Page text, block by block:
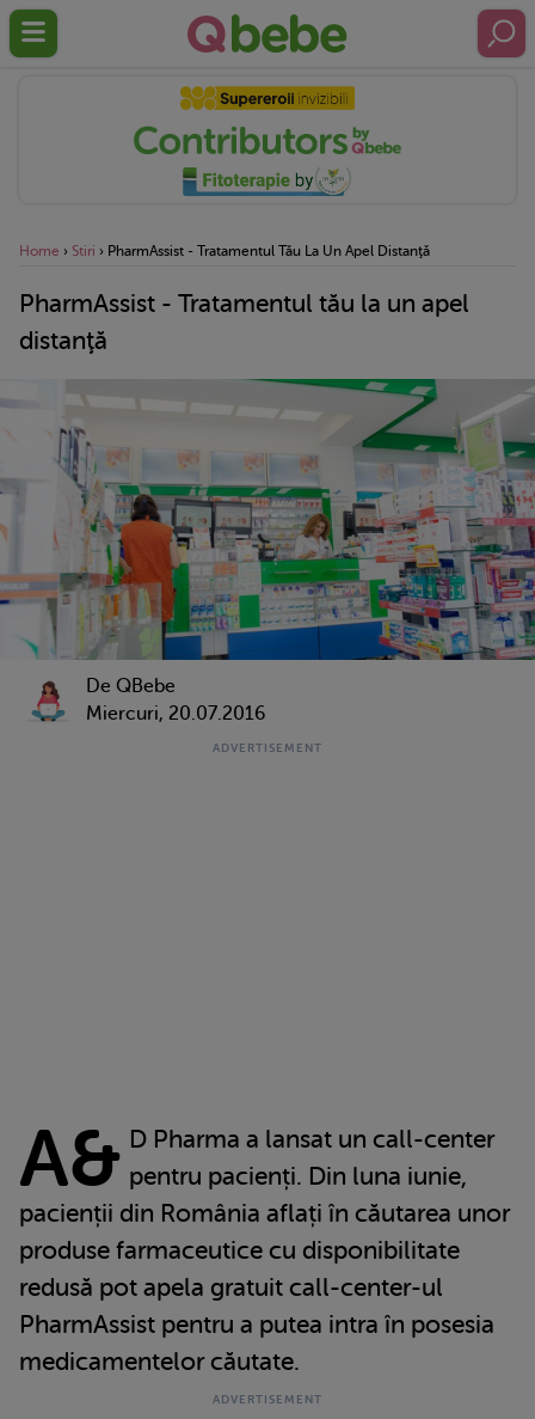
Home › Stiri › PharmAssist - Tratamentul Tău La Un Apel Distanţă
PharmAssist - Tratamentul tău la un apel
distanţă
De QBebe
Miercuri, 20.07.2016
A& D Pharma a lansat un call-center
pentru pacienți. Din luna iunie,
pacienții din România aflați în căutarea unor
produse farmaceutice cu disponibilitate
redusă pot apela gratuit call-center-ul
PharmAssist pentru a putea intra în posesia
medicamentelor căutate.